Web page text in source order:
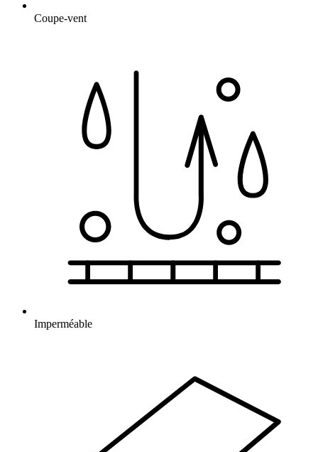
Coupe-vent
Imperméable